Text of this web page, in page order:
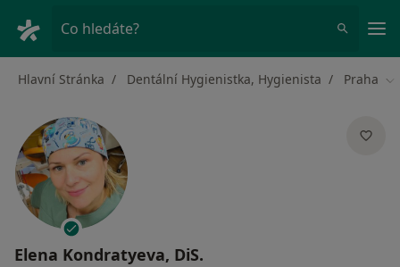
Co hledáte?
Hlavní Stránka Dentální Hygienistka, Hygienista Praha
Elena Kondratyeva, DiS.